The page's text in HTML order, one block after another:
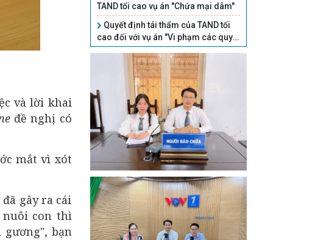
và lời khai
đề nghị có
mắt vì xót
gây ra cái
nuôi con thì
bạn
TAND tối cao vụ án "Chứa mại dâm"
Quyết định tái thẩm của TAND tối
cao đối với vụ án "Vi phạm các quy
định về điều khiển phương tiện giao
thông đường bộ"